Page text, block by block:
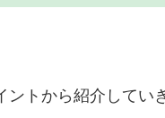
ントから紹介してい